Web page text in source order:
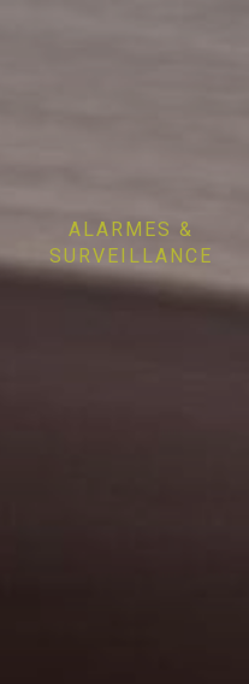
ALARMES &
SURVEILLANCE